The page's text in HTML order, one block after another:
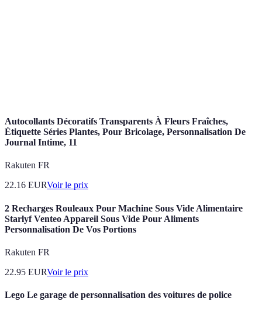
Autocollants Décoratifs Transparents À Fleurs Fraîches,
Étiquette Séries Plantes, Pour Bricolage, Personnalisation De
Journal Intime, 11
Rakuten FR
22.16 EURVoir le prix
2 Recharges Rouleaux Pour Machine Sous Vide Alimentaire
Starlyf Venteo Appareil Sous Vide Pour Aliments
Personnalisation De Vos Portions
Rakuten FR
22.95 EURVoir le prix
Lego Le garage de personnalisation des voitures de police